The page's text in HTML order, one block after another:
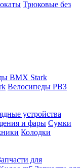
Трюковые без
BMX Stark
Велосипеды РВЗ
устройства
и фары Сумки
Колодки
для